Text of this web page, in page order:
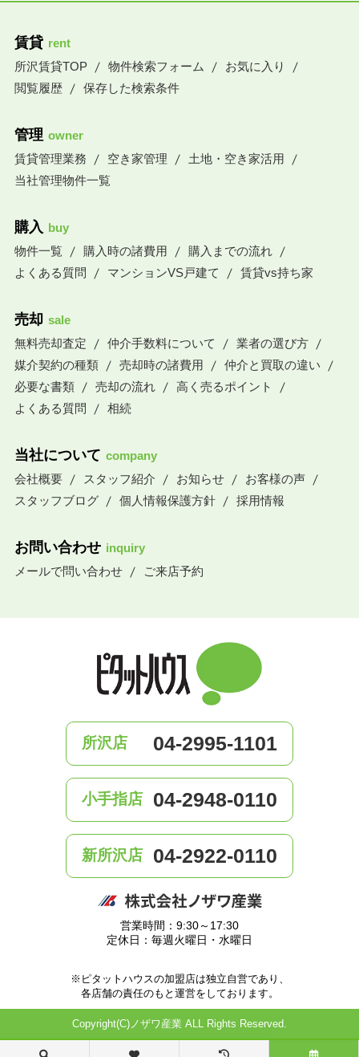
賃貸 rent
所沢賃貸TOP
物件検索フォーム
お気に入り
閲覧履歴
保存した検索条件
管理 owner
賃貸管理業務
空き家管理
土地・空き家活用
当社管理物件一覧
購入 buy
物件一覧
購入時の諸費用
購入までの流れ
よくある質問
マンションVS戸建て 賃貸vs持ち家
売却 sale
無料売却査定
仲介手数料について
業者の選び方
媒介契約の種類
売却時の諸費用
仲介と買取の違い
必要な書類
売却の流れ
高く売るポイント
よくある質問
相続
当社について company
会社概要
スタッフ紹介 お知らせ
お客様の声
スタッフブログ
個人情報保護方針 採用情報
お問い合わせ inquiry
メールで問い合わせ
ご来店予約
所沢店 04-2995-1101
小手指店 04-2948-0110
新所沢店 04-2922-0110
営業時間：9:30～17:30
定休日：毎週火曜日・水曜日
※ピタットハウスの加盟店は独立自営であり、
各店舗の責任のもと運営をしております。
Copyright(C)ノザワ産業 ALL Rights Reserved.